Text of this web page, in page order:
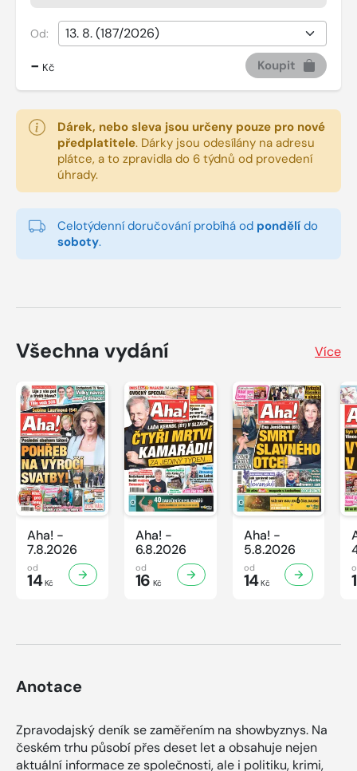
Od:
- Kč Koupit
Dárek, nebo sleva jsou určeny pouze pro nové
předplatitele. Dárky jsou odesílány na adresu
plátce, a to zpravidla do 6 týdnů od provedení
úhrady.
Celotýdenní doručování probíhá od pondělí do
soboty.
Všechna vydání Více
Aha! -
7.8.2026
od
14Kč
Aha! -
6.8.2026
od
16 Kč
Aha! -
5.8.2026
od
14Kč
Anotace
Zpravodajský deník se zaměřením na showbyznys. Na
českém trhu působí přes deset let a obsahuje nejen
aktuální informace ze společnosti, ale i politiku, krimi,